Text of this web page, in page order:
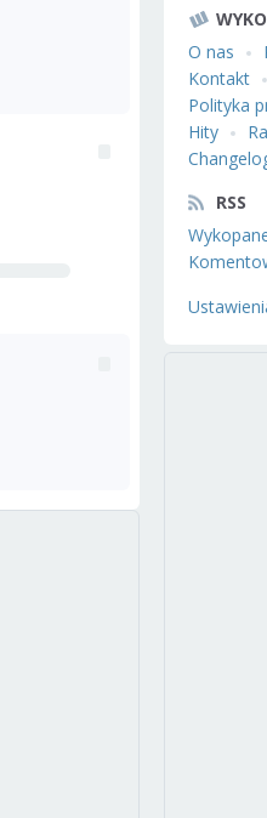
O nas
Kontakt
Polityka
Hity
RSS